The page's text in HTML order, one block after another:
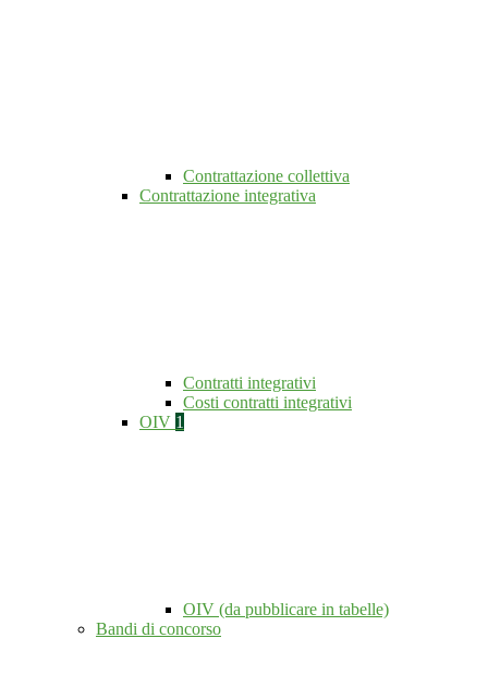
Contrattazione collettiva
Contrattazione integrativa
Contratti integrativi
Costi contratti integrativi
OIV 1
OIV (da pubblicare in tabelle)
Bandi di concorso